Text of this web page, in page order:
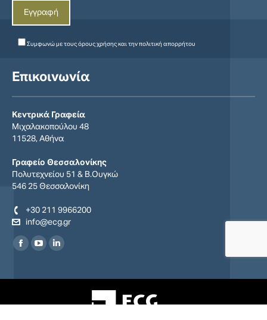
Συμφωνώ με τους όρους χρήσης και την πολιτική απορρήτου
Επικοινωνία
Κεντρικά Γραφεία
Μιχαλακοπούλου 48
11528, Αθήνα
Γραφείο Θεσσαλονίκης
Πολυτεχνείου 51 & Β.Ουγκώ
546 25 Θεσσαλονίκη
+30 211 9966200
info@ecg.gr
Find us on:
Facebook
opens
YouTube
opens
Linkedin
opens